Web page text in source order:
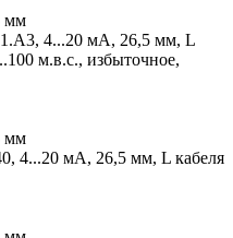
мм
4...20 мА, 26,5 мм, L
м.в.с., избыточное,
мм
4...20 мА, 26,5 мм, L кабеля